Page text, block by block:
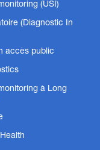
pour la sécurité
(USI)
(Diagnostic In
accès public
à Long